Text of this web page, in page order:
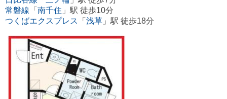
常磐線 「 南千住 」駅 徒歩10分
つくばエクスプレス
「 浅草 」駅 徒歩18分